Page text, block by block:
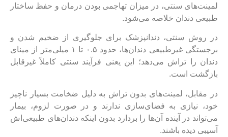
لمینت‌های سنتی، در میزان تهاجمی بودن درمان و حفظ ساختار
طبیعی دندان خلاصه می‌شود.
در روش سنتی، دندانپزشک برای جلوگیری از ضخیم شدن و
برجستگی غیرطبیعی دندان‌ها، حدود ۰.۵ تا ۱ میلی‌متر از مینای
دندان را تراش می‌دهد؛ این یعنی فرآیند سنتی کاملاً غیرقابل
بازگشت است.
در مقابل، لمینت‌های بدون تراش به دلیل ضخامت بسیار ناچیز
خود، نیازی به فضای‌سازی ندارند و در صورت لزوم، بیمار
می‌تواند در آینده آن‌ها را بردارد بدون اینکه دندان‌های طبیعی‌اش
آسیبی دیده باشند.